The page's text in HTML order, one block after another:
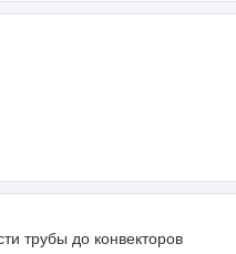
трубы до конвекторов